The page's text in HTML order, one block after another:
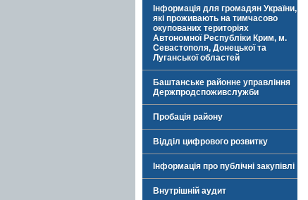
Інформація для громадян України,
які проживають на тимчасово
окупованих територіях
Автономної Республіки Крим, м.
Севастополя, Донецької та
Луганської областей
Баштанське районне управління
Держпродспоживслужби
Пробація району
Відділ цифрового розвитку
Інформація про публічні закупівлі
Внутрішній аудит